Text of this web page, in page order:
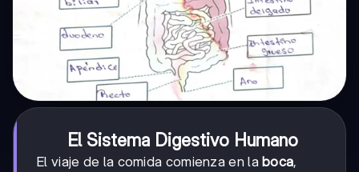
El Sistema Digestivo Humano
El viaje de la comida comienza en laboca,